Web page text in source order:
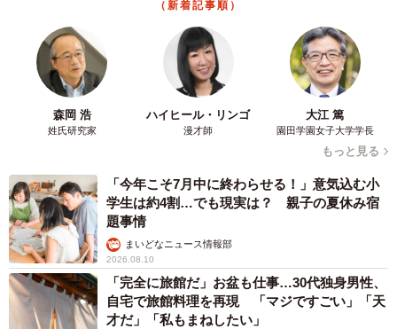
（新着記事順）
森岡 浩
姓氏研究家
ハイヒール・リンゴ
漫才師
大江 篤
園田学園女子大学学長
もっと見る
「今年こそ7月中に終わらせる！」意気込む小
学生は約4割…でも現実は？ 親子の夏休み宿
題事情
まいどなニュース情報部
2026.08.10
「完全に旅館だ」お盆も仕事…30代独身男性、
自宅で旅館料理を再現 「マジですごい」「天
才だ」「私もまねしたい」